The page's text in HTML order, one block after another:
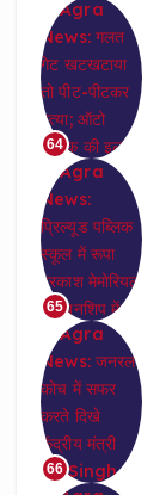
64
65
66